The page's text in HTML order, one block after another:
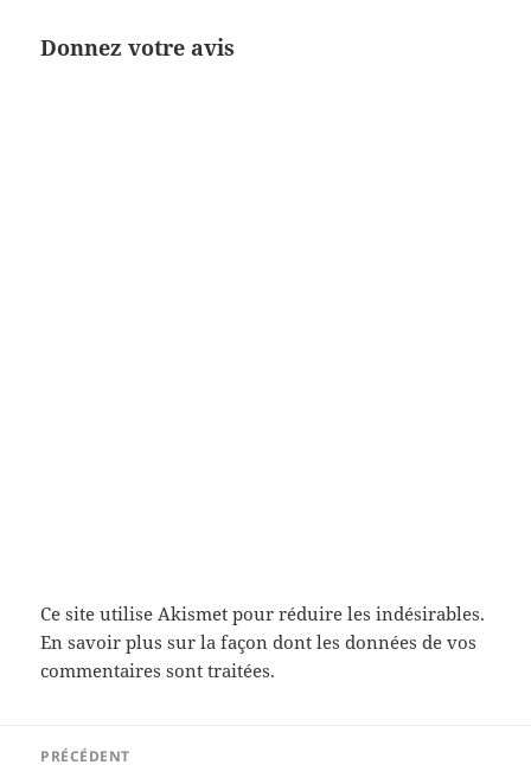
Donnez votre avis
Ce site utilise Akismet pour réduire les indésirables.
En savoir plus sur la façon dont les données de vos
commentaires sont traitées.
PRÉCÉDENT